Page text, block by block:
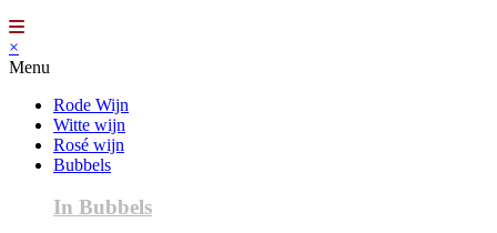
×
Menu
Rode Wijn
Witte wijn
Rosé wijn
Bubbels
In Bubbels